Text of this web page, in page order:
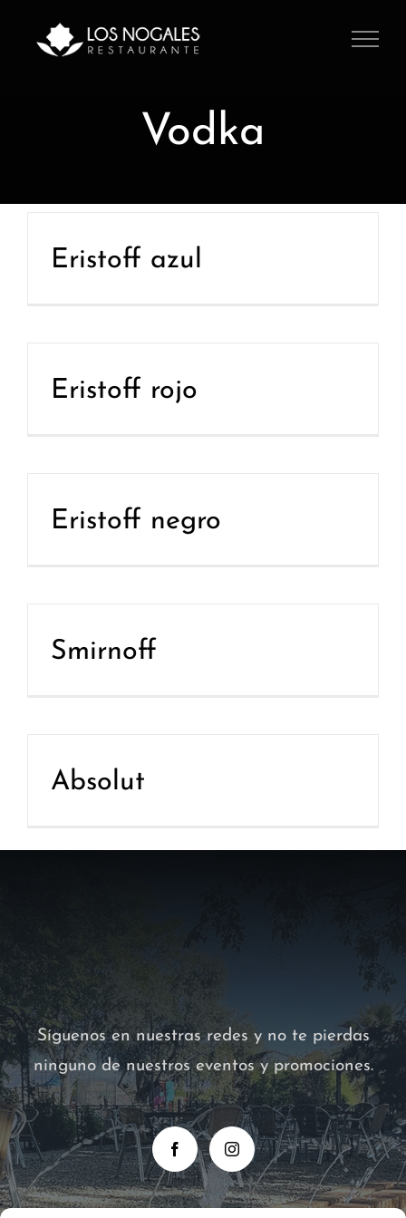
Vodka
Eristoff azul
Eristoff rojo
Eristoff negro
Smirnoff
Absolut
Síguenos en nuestras redes y no te pierdas
ninguno de nuestros eventos y promociones.